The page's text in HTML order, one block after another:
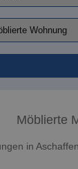
Möblierte
in